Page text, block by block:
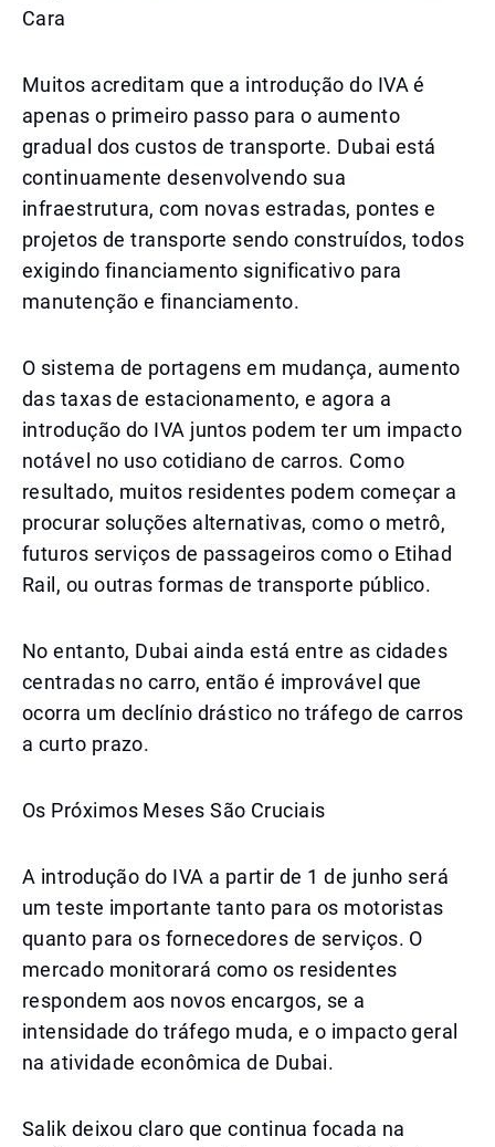
Cara
Muitos acreditam que a introdução do IVA é
apenas o primeiro passo para o aumento
gradual dos custos de transporte. Dubai está
continuamente desenvolvendo sua
infraestrutura, com novas estradas, pontes e
projetos de transporte sendo construídos, todos
exigindo financiamento significativo para
manutenção e financiamento.
O sistema de portagens em mudança, aumento
das taxas de estacionamento, e agora a
introdução do IVA juntos podem ter um impacto
notável no uso cotidiano de carros. Como
resultado, muitos residentes podem começar a
procurar soluções alternativas, como o metrô,
futuros serviços de passageiros como o Etihad
Rail, ou outras formas de transporte público.
No entanto, Dubai ainda está entre as cidades
centradas no carro, então é improvável que
ocorra um declínio drástico no tráfego de carros
a curto prazo.
Os Próximos Meses São Cruciais
A introdução do IVA a partir de 1 de junho será
um teste importante tanto para os motoristas
quanto para os fornecedores de serviços. O
mercado monitorará como os residentes
respondem aos novos encargos, se a
intensidade do tráfego muda, e o impacto geral
na atividade econômica de Dubai.
Salik deixou claro que continua focada na